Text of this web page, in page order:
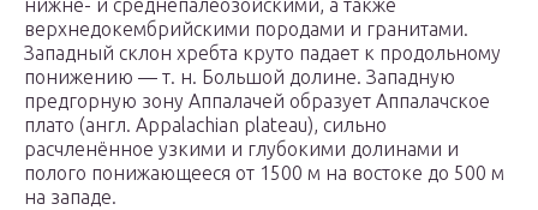
нижне- и среднепалеозойскими, а также
верхнедокембрийскими породами и гранитами.
Западный склон хребта круто падает к продольному
понижению — т. н. Большой долине. Западную
предгорную зону Аппалачей образует Аппалачское
плато (англ. Appalachian plateau), сильно
расчленённое узкими и глубокими долинами и
полого понижающееся от 1500 м на востоке до 500 м
на западе.